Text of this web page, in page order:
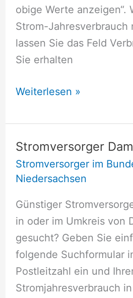
obige Werte anzeigen“.
Strom-Jahresverbrauch
lassen Sie das Feld
Sie erhalten
Stromversorger
Weiterlesen »
Stromversorger
Stromversorger im
Niedersachsen
Günstiger
in oder im Umkreis von
gesucht? Geben Sie
folgende Suchformular
Postleitzahl ein und
Stromjahresverbrauch